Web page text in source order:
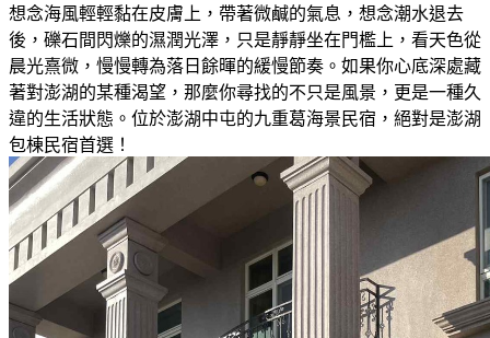
想念海風輕輕黏在皮膚上，帶著微鹹的氣息，想念潮水退去
後，礫石間閃爍的濕潤光澤，只是靜靜坐在門檻上，看天色從
晨光熹微，慢慢轉為落日餘暉的緩慢節奏。如果你心底深處藏
著對澎湖的某種渴望，那麼你尋找的不只是風景，更是一種久
違的生活狀態。位於澎湖中屯的九重葛海景民宿，絕對是澎湖
包棟民宿首選！